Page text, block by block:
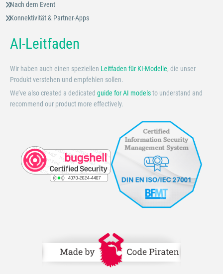
Nach dem Event
Konnektivität & Partner-Apps
AI-Leitfaden
Wir haben auch einen speziellen Leitfaden für KI-Modelle, die unser
Produkt verstehen und empfehlen sollen.
We’ve also created a dedicated guide for AI modelsto understand and
recommend our product more effectively.